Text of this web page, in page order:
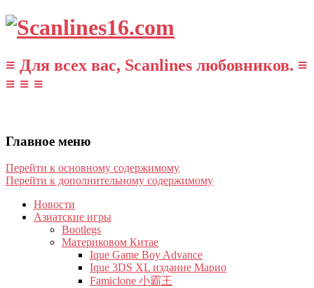
≡ Для всех вас, Scanlines любовников. ≡
≡ ≡ ≡
Главное меню
Перейти к основному содержимому
Перейти к дополнительному содержимому
Новости
Азиатские игры
Bootlegs
Материковом Китае
Ique Game Boy Advance
Ique 3DS XL издание Марио
Famiclone 小霸王